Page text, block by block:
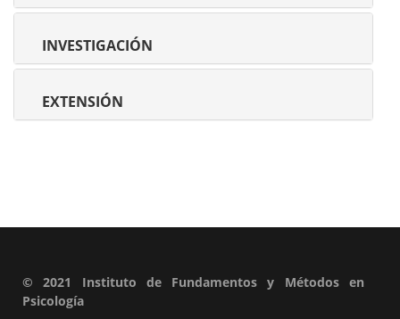
INVESTIGACIÓN
EXTENSIÓN
© 2021 Instituto de Fundamentos y Métodos en
Psicología